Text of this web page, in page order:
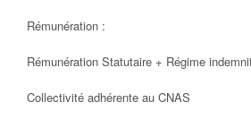
Rémunération :
Rémunération Statutaire + Régime
Collectivité adhérente au CNAS